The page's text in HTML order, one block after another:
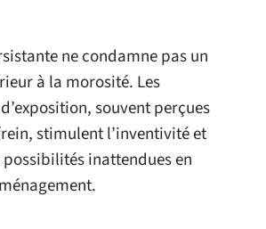
ne condamne pas un
à la morosité. Les
souvent perçues
stimulent l’inventivité et
inattendues en